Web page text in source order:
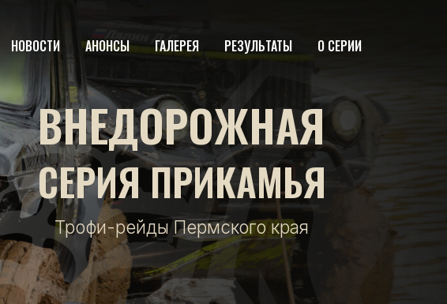
НОВОСТИ АНОНСЫ ГАЛЕРЕЯ РЕЗУЛЬТАТЫ О СЕРИИ
ВНЕДОРОЖНАЯ
СЕРИЯ ПРИКАМЬЯ
Трофи-рейды Пермского края